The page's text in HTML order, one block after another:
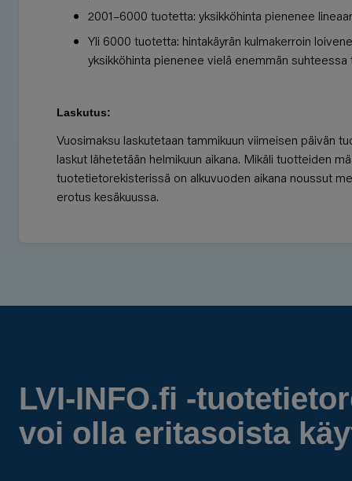
2001–6000 tuotetta: yksikköhinta pienenee
Yli 6000 tuotetta: hintakäyrän kulmakerroin
yksikköhinta pienenee vielä enemmän suhteessa
Laskutus:
Vuosimaksu laskutetaan tammikuun viimeisen päivän
laskut lähetetään helmikuun aikana. Mikäli tuotteiden
tuotetietorekisterissä on alkuvuoden aikana noussut
erotus kesäkuussa.
LVI-INFO.fi -
voi olla eritasoista